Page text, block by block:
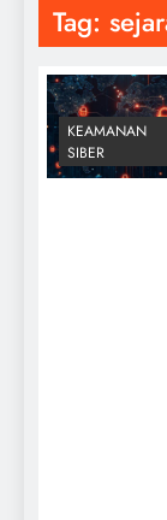
Tag:
KEAMANAN
SIBER